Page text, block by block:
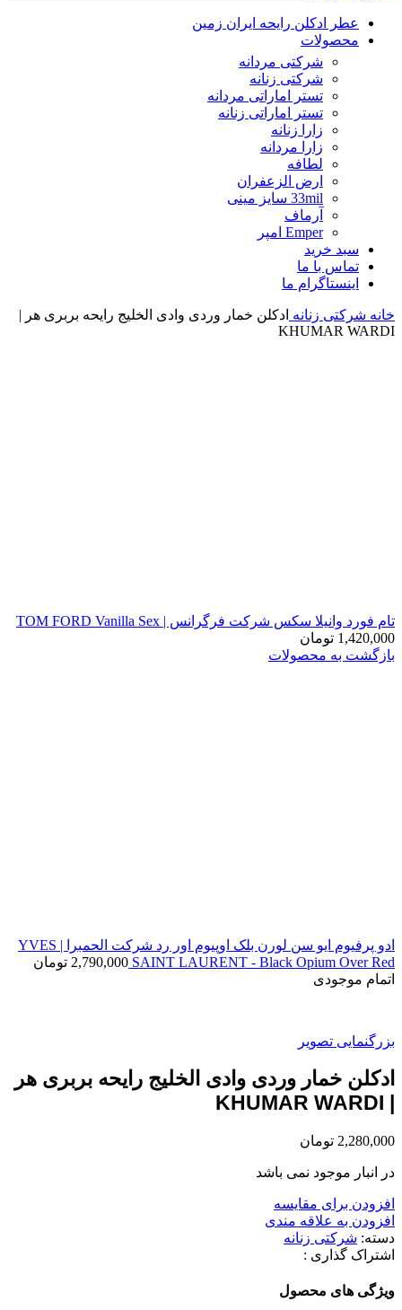
عطر ادکلن رایحه ایران زمین
محصولات
شرکتی مردانه
شرکتی زنانه
تستر اماراتی مردانه
تستر اماراتی زنانه
زارا زنانه
زارا مردانه
لطافه
ارض الزعفران
33mil سایز مینی
آرماف
Emper امپر
سبد خرید
تماس با ما
اینستاگرام ما
خانه شرکتی زنانه ادکلن خمار وردی وادی الخلیج رایحه بربری هر |
KHUMAR WARDI
تام فورد وانیلا سکس شرکت فرگرانس | TOM FORD Vanilla Sex
1,420,000 تومان
بازگشت به محصولات
ادو پرفیوم ایو سن لورن بلک اوپیوم اور رد شرکت الحمبرا | YVES
SAINT LAURENT - Black Opium Over Red
2,790,000 تومان
اتمام موجودی
بزرگنمایی تصویر
ادکلن خمار وردی وادی الخلیج رایحه بربری هر
| KHUMAR WARDI
2,280,000 تومان
در انبار موجود نمی باشد
افزودن برای مقایسه
افزودن به علاقه مندی
دسته: شرکتی زنانه
اشتراک گذاری :
ویژگی های محصول